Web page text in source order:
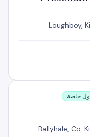
Loughboy,
Ballyhale, Co.